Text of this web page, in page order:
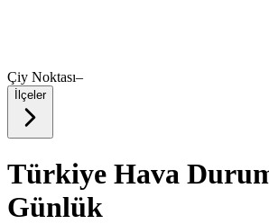
Çiy Noktası–
İlçeler
Türkiye Hava
Günlük